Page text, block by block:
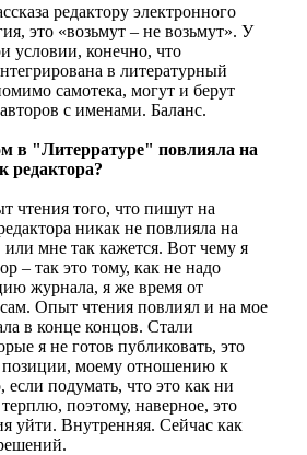
редактору электронного
это «возьмут – не возьмут». У
условии, конечно, что
в литературный
самотека, могут и берут
с именами. Баланс.
в "Литерратуре" повлияла на
редактора?
чтения того, что пишут на
никак не повлияла на
или мне так кажется. Вот чему я
– так это тому, как не надо
журнала, я же время от
Опыт чтения повлиял и на мое
в конце концов. Стали
я не готов публиковать, это
моему отношению к
подумать, что это как ни
поэтому, наверное, это
уйти. Внутренняя. Сейчас как